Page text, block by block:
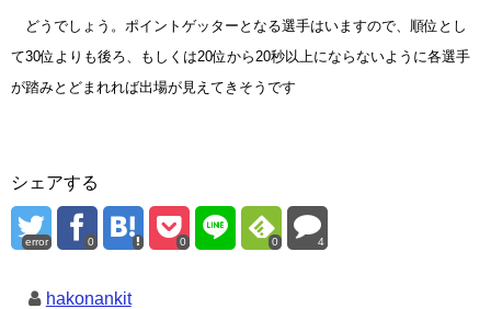
どうでしょう。ポイントゲッターとなる選手はいますので、順位とし
て30位よりも後ろ、もしくは20位から20秒以上にならないように各選手
が踏みとどまれれば出場が見えてきそうです
シェアする
error 0 0 0 4
hakonankit